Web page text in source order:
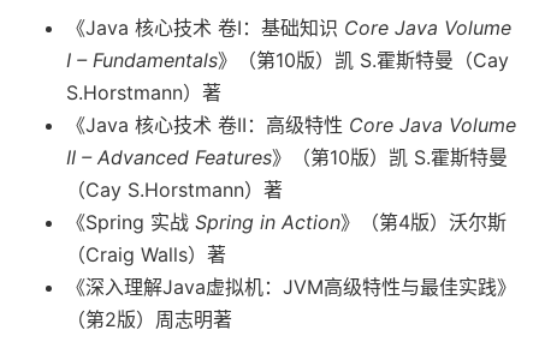
《Java 核心技术 卷I：基础知识 Core Java Volume
I – Fundamentals》（第10版）凯 S.霍斯特曼（Cay
S.Horstmann）著
《Java 核心技术 卷II：高级特性 Core Java Volume
II – Advanced Features》（第10版）凯 S.霍斯特曼
（Cay S.Horstmann）著
《Spring 实战 Spring in Action》（第4版）沃尔斯
（Craig Walls）著
《深入理解Java虚拟机：JVM高级特性与最佳实践》
（第2版）周志明著